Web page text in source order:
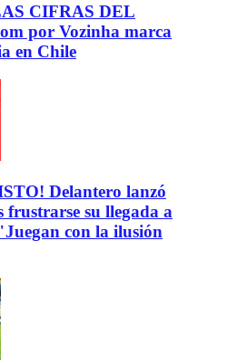
CIFRAS DEL
por Vozinha marca
en Chile
Delantero lanzó
frustrarse su llegada a
con la ilusión